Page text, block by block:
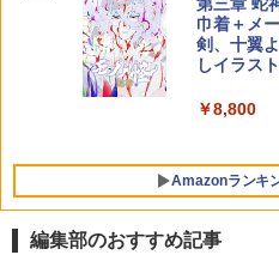
￥9,800
第三章 蛇
巾着＋メ
剣、十翼
しイラス
￥8,800
Amazonランキ
編集部のおすすめ記事